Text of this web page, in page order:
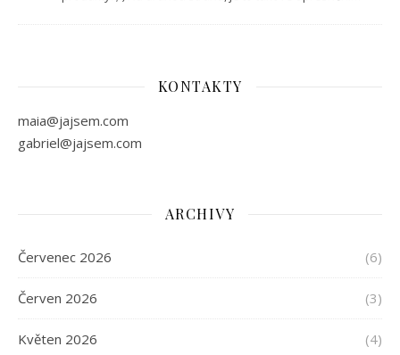
KONTAKTY
maia@jajsem.com
gabriel@jajsem.com
ARCHIVY
Červenec 2026 (6)
Červen 2026 (3)
Květen 2026 (4)